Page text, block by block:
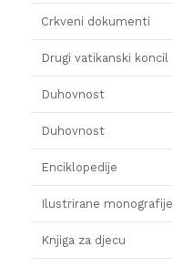
Crkveni dokumenti
Drugi vatikanski koncil
Duhovnost
Duhovnost
Enciklopedije
Ilustrirane monografije
Knjiga za djecu